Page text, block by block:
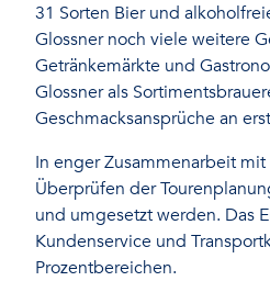
31 Sorten Bier und
Glossner noch viele weitere
Getränkemärkte und
Glossner als
Geschmacksansprüche an
In enger Zusammenarbeit
Überprüfen der
und umgesetzt werden. Das
Kundenservice und
Prozentbereichen.